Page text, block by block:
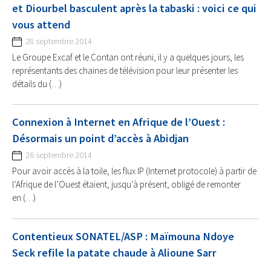
et Diourbel basculent après la tabaski : voici ce qui
vous attend
28 septembre 2014
Le Groupe Excaf et le Contan ont réuni, il y a quelques jours, les
représentants des chaines de télévision pour leur présenter les
détails du (…)
Connexion à Internet en Afrique de l’Ouest :
Désormais un point d’accès à Abidjan
26 septembre 2014
Pour avoir accès à la toile, les flux IP (Internet protocole) à partir de
l’Afrique de l’Ouest étaient, jusqu’à présent, obligé de remonter
en (…)
Contentieux SONATEL/ASP : Maïmouna Ndoye
Seck refile la patate chaude à Alioune Sarr